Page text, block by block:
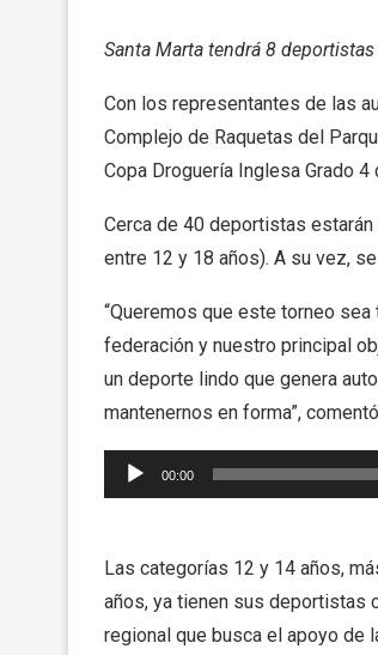
Santa Marta tendrá 8
Con los representantes de las
Complejo de Raquetas del
Copa Droguería Inglesa Grado
Cerca de 40 deportistas
entre 12 y 18 años). A su vez,
“Queremos que este torneo
federación y nuestro principal
un deporte lindo que genera
mantenernos en forma”,
Reproductor
de
00:00
Las categorías 12 y 14 años,
años, ya tienen sus deportistas
regional que busca el apoyo de